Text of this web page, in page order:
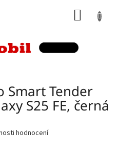
Smart Tender
S25 FE, černá
hodnocení